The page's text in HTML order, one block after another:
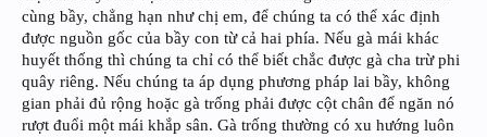
cùng bầy, chẳng hạn như chị em, để chúng ta có thể xác định
được nguồn gốc của bầy con từ cả hai phía. Nếu gà mái khác
huyết thống thì chúng ta chỉ có thể biết chắc được gà cha trừ phi
quây riêng. Nếu chúng ta áp dụng phương pháp lai bầy, không
gian phải đủ rộng hoặc gà trống phải được cột chân để ngăn nó
rượt đuổi một mái khắp sân. Gà trống thường có xu hướng luôn